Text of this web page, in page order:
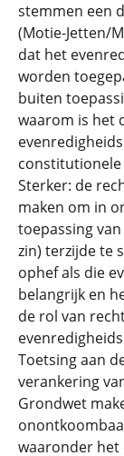
stemmen een
(Motie-Jetten/
dat het
worden
buiten
waarom is het
Sterker: de
maken om in
toepassing
zin) terzijde te
ophef als die
belangrijk en
de rol van
Toetsing aan
verankering
Grondwet
waaronder het